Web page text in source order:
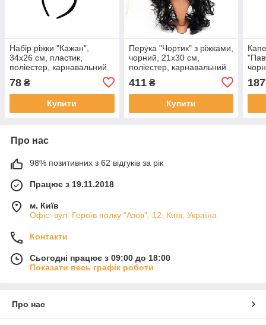
Набір ріжки "Кажан",
34х26 см, пластик,
поліестер, карнавальний
головний убір для вечірок
(461080)
78 ₴
Купити
Перука "Чортик" з ріжками,
чорний, 21х30 см,
поліестер, карнавальний
головний убір для вечірок
(461387)
411₴
Купити
187
Про нас
98% позитивних з 62 відгуків за рік
Працює з 19.11.2018
м. Київ
Офіс: вул. Героїв полку "Азов", 12, Київ, Україна
Контакти
Сьогодні працює з 09:00 до 18:00
Показати весь графік роботи
Про нас